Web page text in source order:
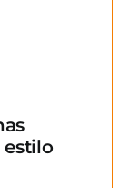
estilo